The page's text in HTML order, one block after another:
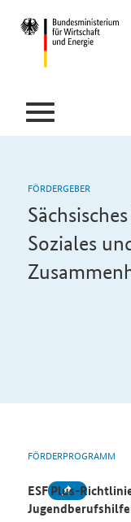
FÖRDERGEBER
Soziales
FÖRDERPROGRAMM
ESF Plus-